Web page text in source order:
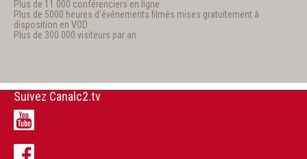
Plus de 11 000 conférenciers en ligne
Plus de 5000 heures d’événements filmés mises gratuitement à
disposition en VOD
Plus de 300 000 visiteurs par an
Suivez Canalc2.tv